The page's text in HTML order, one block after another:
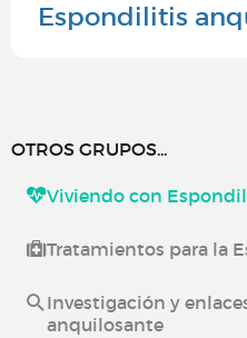
Espondilitis
OTROS GRUPOS...
Viviendo con
Tratamientos para la
Investigación y
anquilosante